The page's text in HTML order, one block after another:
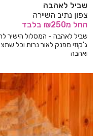
שביל לאהבה
צפון נתיב השיירה
החל מ₪250 בלבד
שביל לאהבה - המסלול הישיר
ג'קוזי מפנק לאור נרות וכל
ואהבה